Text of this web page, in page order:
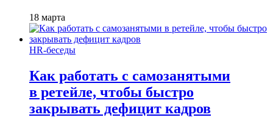
18 марта
HR-беседы
Как работать с самозанятыми
в ретейле, чтобы быстро
закрывать дефицит кадров